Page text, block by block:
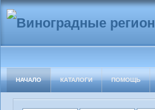
НАЧАЛО КАТАЛОГИ ПОМОЩЬ